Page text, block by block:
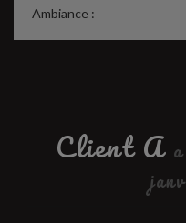
Ambiance :
Client A